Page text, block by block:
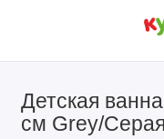
Детская
см Grey/Серая